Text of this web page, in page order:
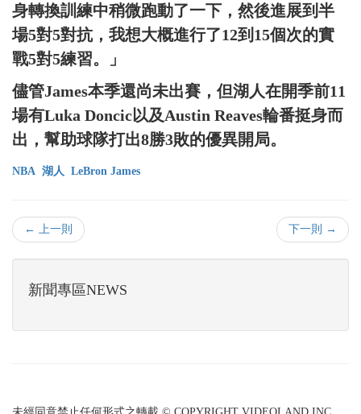
身轉換訓練中稍微跑動了一下，然後進展到半
場5對5對抗，我想大概進行了12到15個次的實
戰5對5練習。」
儘管James本季還尚未出賽，但湖人在開季前11
場有Luka Doncic以及Austin Reaves輪番挺身而
出，幫助球隊打出8勝3敗的優異開局。
NBA 湖人 LeBron James
← 上一則 下一則 →
新聞專區NEWS